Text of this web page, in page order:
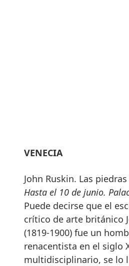
VENECIA
John Ruskin. Las
Hasta el 10 de junio.
Puede decirse que el
crítico de arte británico
(1819-1900) fue un
renacentista en el siglo
multidisciplinario, se lo